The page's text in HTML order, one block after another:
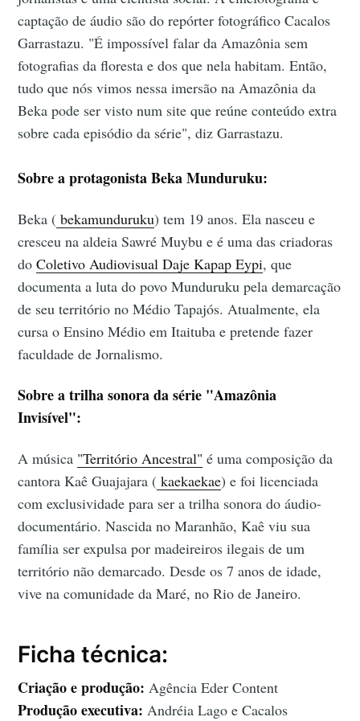
captação de áudio são do repórter fotográfico Cacalos
Garrastazu. "É impossível falar da Amazônia sem
fotografias da floresta e dos que nela habitam. Então,
tudo que nós vimos nessa imersão na Amazônia da
Beka pode ser visto num site que reúne conteúdo extra
sobre cada episódio da série", diz Garrastazu.
Sobre a protagonista Beka Munduruku:
Beka ( bekamunduruku) tem 19 anos. Ela nasceu e
cresceu na aldeia Sawré Muybu e é uma das criadoras
doColetivo Audiovisual Daje Kapap Eypi, que
documenta a luta do povo Munduruku pela demarcação
de seu território no Médio Tapajós. Atualmente, ela
cursa o Ensino Médio em Itaituba e pretende fazer
faculdade de Jornalismo.
Sobre a trilha sonora da série "Amazônia
Invisível":
A música "Território Ancestral" é uma composição da
cantora Kaê Guajajara ( kaekaekae) e foi licenciada
com exclusividade para ser a trilha sonora do áudio-
documentário. Nascida no Maranhão, Kaê viu sua
família ser expulsa por madeireiros ilegais de um
território não demarcado. Desde os 7 anos de idade,
vive na comunidade da Maré, no Rio de Janeiro.
Ficha técnica:
Criação e produção: Agência Eder Content
Produção executiva: Andréia Lago e Cacalos